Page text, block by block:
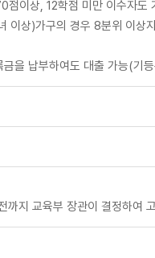
이상, 12학점 미만 이수자도
이상)가구의 경우 8분위 이상
을 납부하여도 대출 가능(기
까지 교육부 장관이 결정하여